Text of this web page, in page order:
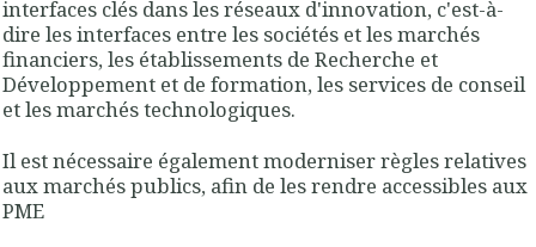
interfaces clés dans les réseaux d'innovation, c'est-à-
dire les interfaces entre les sociétés et les marchés
financiers, les établissements de Recherche et
Développement et de formation, les services de conseil
et les marchés technologiques.
Il est nécessaire également moderniser règles relatives
aux marchés publics, afin de les rendre accessibles aux
PME